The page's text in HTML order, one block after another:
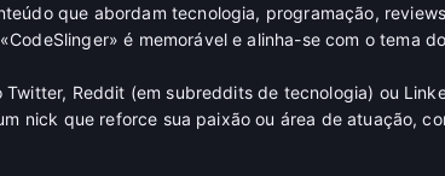
que abordam tecnologia, programação,
é memorável e alinha-se com o tema do
Twitter, Reddit (em subreddits de tecnologia) ou
nick que reforce sua paixão ou área de atuação,